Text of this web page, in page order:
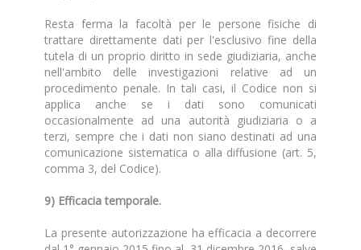
Resta ferma la facoltà per le persone fisiche di
trattare direttamente dati per l'esclusivo fine della
tutela di un proprio diritto in sede giudiziaria, anche
nell'ambito delle investigazioni relative ad un
procedimento penale. In tali casi, il Codice non si
applica anche se i dati sono comunicati
occasionalmente ad una autorità giudiziaria o a
terzi, sempre che i dati non siano destinati ad una
comunicazione sistematica o alla diffusione (art. 5,
comma 3, del Codice).
9) Efficacia temporale.
La presente autorizzazione ha efficacia a decorrere